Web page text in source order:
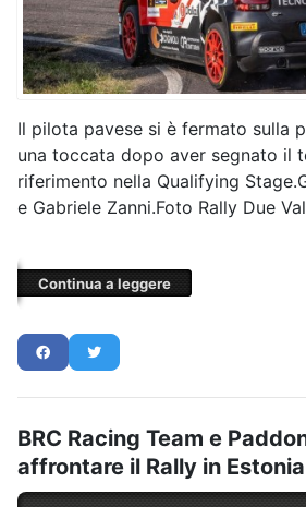
Il pilota pavese si è fermato sulla
una toccata dopo aver segnato il
riferimento nella Qualifying
e Gabriele Zanni.Foto Rally Due
Continua a leggere
BRC Racing Team e
affrontare il Rally in Estonia